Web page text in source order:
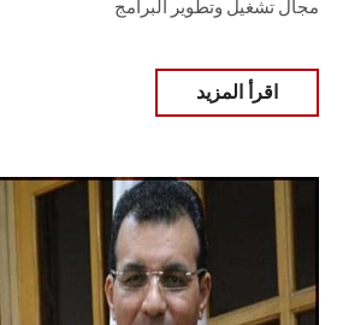
مجال تشغيل وتطوير البرامج
اقرأ المزيد